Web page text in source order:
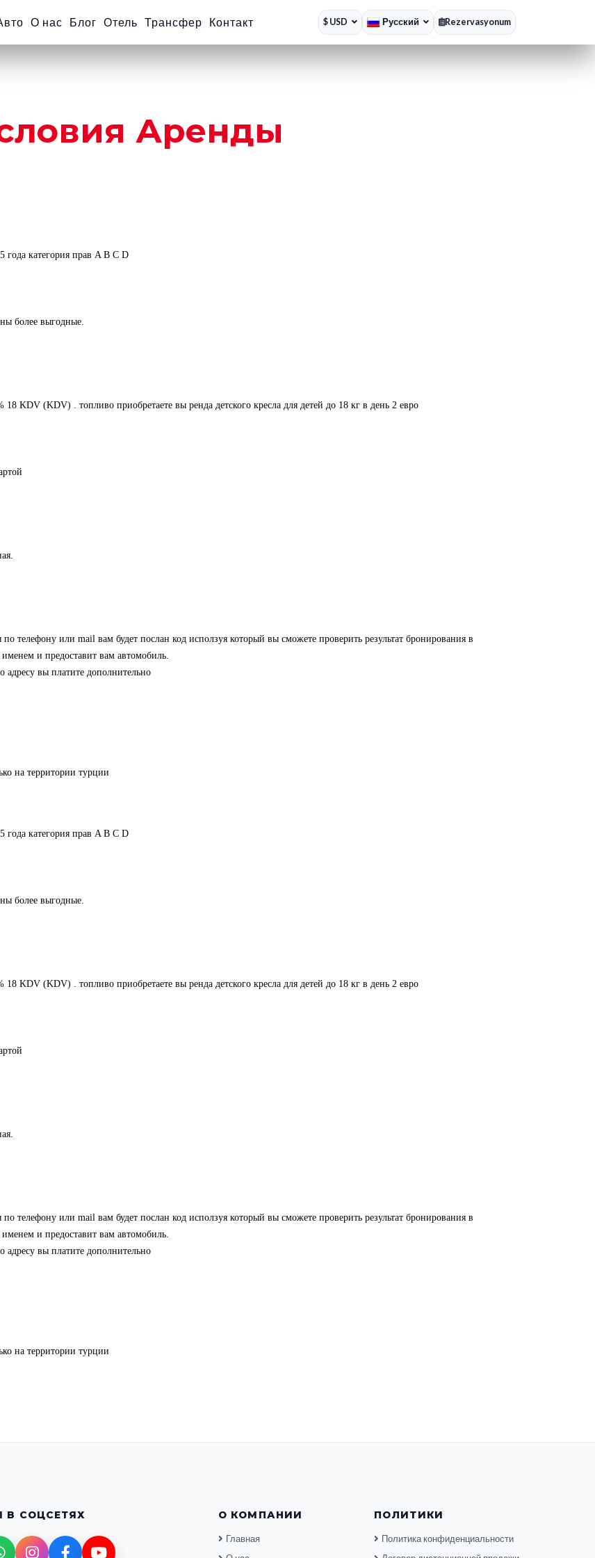
О нас Блог Отель Трансфер Контакт $ USD Русский Rezervasyonum
Аренды
года категория прав A B C D
более выгодные.
KDV (KDV) . топливо приобретаете вы ренда детского кресла для детей до 18 кг в день 2 евро
телефону или mail вам будет послан код исползуя который вы сможете проверить результат бронирования в
и предоставит вам автомобиль.
адресу вы платите дополнительно
на территории турции
года категория прав A B C D
более выгодные.
KDV (KDV) . топливо приобретаете вы ренда детского кресла для детей до 18 кг в день 2 евро
телефону или mail вам будет послан код исползуя который вы сможете проверить результат бронирования в
и предоставит вам автомобиль.
адресу вы платите дополнительно
на территории турции
В СОЦСЕТЯХ О КОМПАНИИ
Главная
ПОЛИТИКИ
Политика конфиденциальности